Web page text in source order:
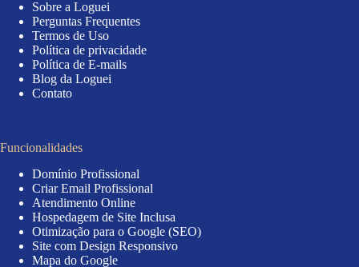
Sobre a Loguei
Perguntas Frequentes
Termos de Uso
Política de privacidade
Política de E-mails
Blog da Loguei
Contato
Funcionalidades
Domínio Profissional
Criar Email Profissional
Atendimento Online
Hospedagem de Site Inclusa
Otimização para o Google (SEO)
Site com Design Responsivo
Mapa do Google